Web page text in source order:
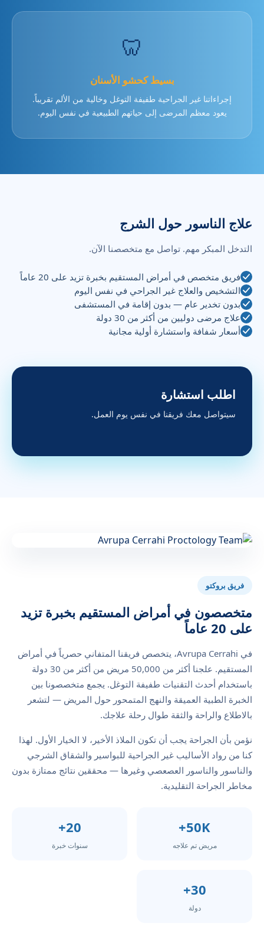
🦷
بسيط كحشو الأسنان
إجراءاتنا غير الجراحية طفيفة التوغل وخالية من الألم تقريباً.
يعود معظم المرضى إلى حياتهم الطبيعية في نفس اليوم.
علاج الناسور حول الشرج
التدخل المبكر مهم. تواصل مع متخصصنا الآن.
فريق متخصص في أمراض المستقيم بخبرة تزيد على 20 عاماً
التشخيص والعلاج غير الجراحي في نفس اليوم
بدون تخدير عام — بدون إقامة في المستشفى
علاج مرضى دوليين من أكثر من 30 دولة
أسعار شفافة واستشارة أولية مجانية
اطلب استشارة
سيتواصل معك فريقنا في نفس يوم العمل.
فريق بروكتو
متخصصون في أمراض المستقيم بخبرة تزيد
على 20 عاماً
في Avrupa Cerrahi، يتخصص فريقنا المتفاني حصرياً في أمراض
المستقيم. علجنا أكثر من 50,000 مريض من أكثر من 30 دولة
باستخدام أحدث التقنيات طفيفة التوغل. يجمع متخصصونا بين
الخبرة الطبية العميقة والنهج المتمحور حول المريض — لتشعر
بالاطلاع والراحة والثقة طوال رحلة علاجك.
نؤمن بأن الجراحة يجب أن تكون الملاذ الأخير، لا الخيار الأول. لهذا
كنا من رواد الأساليب غير الجراحية للبواسير والشقاق الشرجي
والناسور والناسور العصعصي وغيرها — محققين نتائج ممتازة بدون
مخاطر الجراحة التقليدية.
50K+
مريض تم علاجه
20+
سنوات خبرة
30+
دولة